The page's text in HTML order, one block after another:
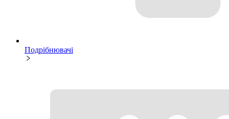
Подрібнювачі